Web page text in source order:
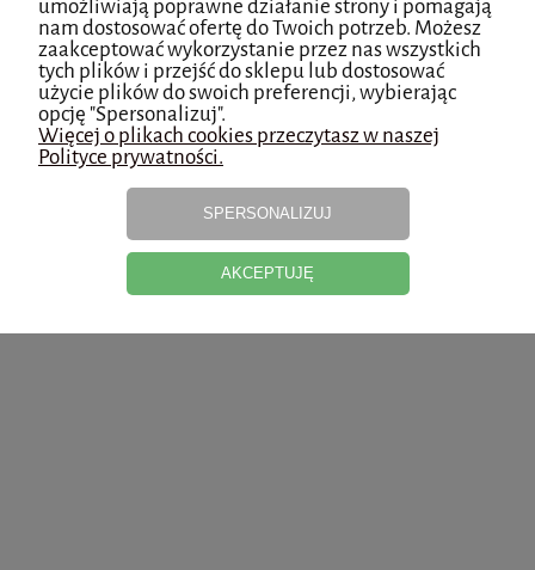
NEWSLETTER
Podaj swój adres e-mail, jeżeli chcesz otrzymywać informacje o nowościach
i promocjach.
umożliwiają poprawne działanie strony i pomagają
nam dostosować ofertę do Twoich potrzeb. Możesz
zaakceptować wykorzystanie przez nas wszystkich
tych plików i przejść do sklepu lub dostosować
użycie plików do swoich preferencji, wybierając
opcję "Spersonalizuj".
Więcej o plikach cookies przeczytasz w naszej
Polityce prywatności.
SPERSONALIZUJ
AKCEPTUJĘ